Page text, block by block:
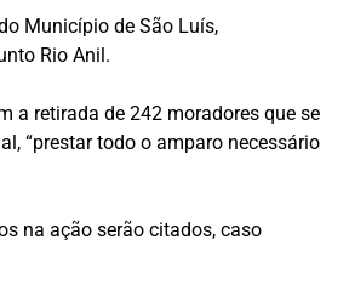
Município de São Luís,
Rio Anil.
a retirada de 242 moradores que se
“prestar todo o amparo necessário
na ação serão citados, caso